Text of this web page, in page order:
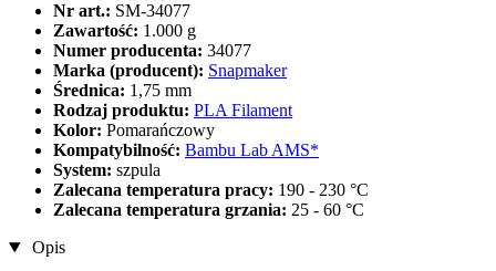
Nr art.: SM-34077
Zawartość: 1.000 g
Numer producenta: 34077
Marka (producent): Snapmaker
Średnica: 1,75 mm
Rodzaj produktu: PLA Filament
Kolor: Pomarańczowy
Kompatybilność: Bambu Lab AMS*
System: szpula
Zalecana temperatura pracy: 190 - 230 °C
Zalecana temperatura grzania: 25 - 60 °C
Opis